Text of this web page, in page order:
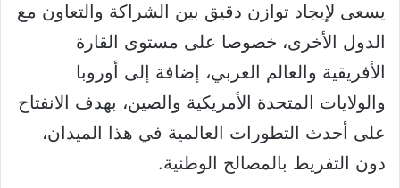
يسعى لإيجاد توازن دقيق بين الشراكة والتعاون مع
الدول الأخرى، خصوصا على مستوى القارة
الأفريقية والعالم العربي، إضافة إلى أوروبا
والولايات المتحدة الأمريكية والصين، بهدف الانفتاح
على أحدث التطورات العالمية في هذا الميدان،
دون التفريط بالمصالح الوطنية.